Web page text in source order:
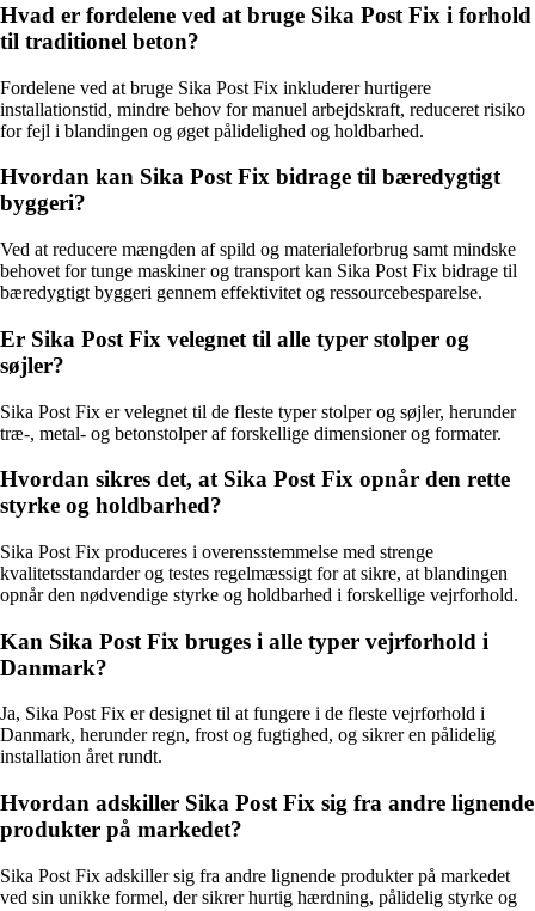
Hvad er fordelene ved at bruge Sika Post Fix i forhold
til traditionel beton?
Fordelene ved at bruge Sika Post Fix inkluderer hurtigere
installationstid, mindre behov for manuel arbejdskraft, reduceret risiko
for fejl i blandingen og øget pålidelighed og holdbarhed.
Hvordan kan Sika Post Fix bidrage til bæredygtigt
byggeri?
Ved at reducere mængden af spild og materialeforbrug samt mindske
behovet for tunge maskiner og transport kan Sika Post Fix bidrage til
bæredygtigt byggeri gennem effektivitet og ressourcebesparelse.
Er Sika Post Fix velegnet til alle typer stolper og
søjler?
Sika Post Fix er velegnet til de fleste typer stolper og søjler, herunder
træ-, metal- og betonstolper af forskellige dimensioner og formater.
Hvordan sikres det, at Sika Post Fix opnår den rette
styrke og holdbarhed?
Sika Post Fix produceres i overensstemmelse med strenge
kvalitetsstandarder og testes regelmæssigt for at sikre, at blandingen
opnår den nødvendige styrke og holdbarhed i forskellige vejrforhold.
Kan Sika Post Fix bruges i alle typer vejrforhold i
Danmark?
Ja, Sika Post Fix er designet til at fungere i de fleste vejrforhold i
Danmark, herunder regn, frost og fugtighed, og sikrer en pålidelig
installation året rundt.
Hvordan adskiller Sika Post Fix sig fra andre lignende
produkter på markedet?
Sika Post Fix adskiller sig fra andre lignende produkter på markedet
ved sin unikke formel, der sikrer hurtig hærdning, pålidelig styrke og